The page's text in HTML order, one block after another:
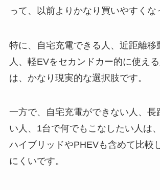
って、以前よりかなり買いやすくな
特に、自宅充電できる人、近距離移
人、軽EVをセカンドカー的に使え
は、かなり現実的な選択肢です。
一方で、自宅充電ができない人、長
い人、1台で何でもこなしたい人は
ハイブリッドやPHEVも含めて比較
にくいです。